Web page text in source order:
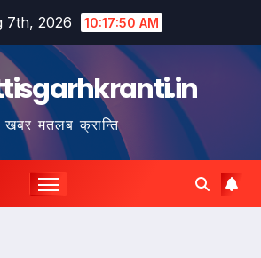
7th, 2026 10:17:51 AM
खबर मतलब क्रान्ति